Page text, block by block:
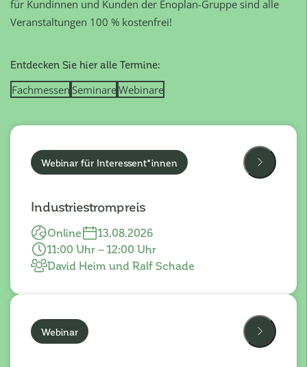
für Kundinnen und Kunden der Enoplan-Gruppe sind alle
Veranstaltungen 100 % kostenfrei!
Entdecken Sie hier alle Termine:
Fachmessen Seminare Webinare
Webinar für Interessent*innen
Industriestrompreis
Online
13.08.2026
11:00 Uhr – 12:00 Uhr
David Heim und Ralf Schade
Webinar